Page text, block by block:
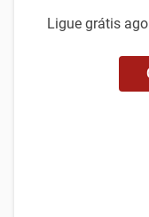
Ligue grátis